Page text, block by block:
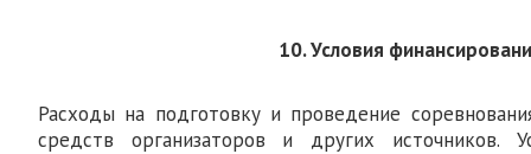
10. Условия
Расходы на подготовку и проведение
средств организаторов и других источников.